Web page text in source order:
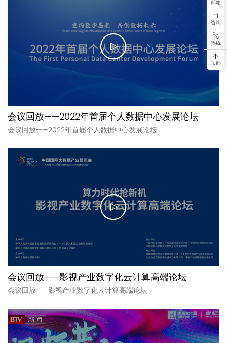
会议回放——2022年首届个人数据中心发展论坛
会议回放——2022年首届个人数据中心发展论坛
会议回放——影视产业数字化云计算高端论坛
会议回放——影视产业数字化云计算高端论坛
邮箱
咨询
热线
顶部